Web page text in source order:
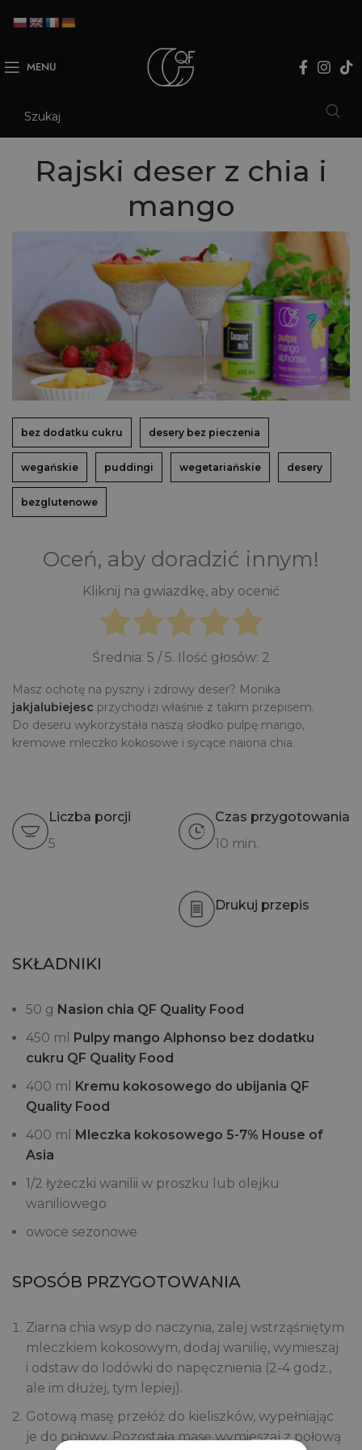
MENU
Rajski deser z chia i
mango
bez dodatku cukru desery bez pieczenia
wegańskie puddingi wegetariańskie desery
bezglutenowe
Oceń, aby doradzić innym!
Kliknij na gwiazdkę, aby ocenić
Średnia: 5 / 5. Ilość głosów: 2
Masz ochotę na pyszny i zdrowy deser? Monika
jakjalubiejesc przychodzi właśnie z takim przepisem.
Do deseru wykorzystała naszą słodko pulpę mango,
kremowe mleczko kokosowe i sycące naiona chia.
Liczba porcji
5
Czas przygotowania
10 min.
Drukuj przepis
SKŁADNIKI
50 g Nasion chia QF Quality Food
450 ml
Pulpy mango Alphonso bez dodatku
cukru QF Quality Food
400 ml
Kremu kokosowego do ubijania QF
Quality Food
400 ml
Mleczka kokosowego 5-7% House of
Asia
1/2 łyżeczki wanilii w proszku lub olejku
waniliowego
owoce sezonowe
SPOSÓB PRZYGOTOWANIA
Ziarna chia wsyp do naczynia, zalej wstrząśniętym
mleczkiem kokosowym, dodaj wanilię, wymieszaj
i odstaw do lodówki do napęcznienia (2-4 godz.,
ale im dłużej, tym lepiej).
Gotową masę przełóż do kieliszków, wypełniając
je do połowy. Pozostałą masę wymieszaj z połową